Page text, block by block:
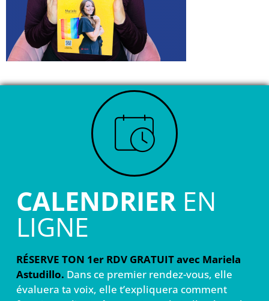
CALENDRIEREN
LIGNE
RÉSERVE TON 1er RDV GRATUIT avec Mariela
Astudillo. Dans ce premier rendez-vous, elle
évaluera ta voix, elle t’expliquera comment